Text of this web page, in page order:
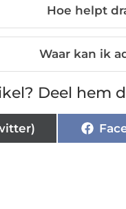
Hoe helpt
Waar kan ik
Deel hem